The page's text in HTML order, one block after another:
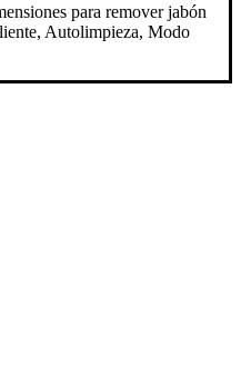
para remover jabón
Autolimpieza, Modo